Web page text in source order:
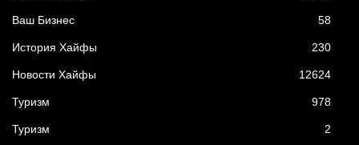
Ваш Бизнес 58
История Хайфы 230
Новости Хайфы 12624
Туризм 978
Туризм 2